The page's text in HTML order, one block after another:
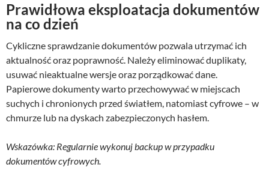
Prawidłowa eksploatacja dokumentów
na co dzień
Cykliczne sprawdzanie dokumentów pozwala utrzymać ich
aktualność oraz poprawność. Należy eliminować duplikaty,
usuwać nieaktualne wersje oraz porządkować dane.
Papierowe dokumenty warto przechowywać w miejscach
suchych i chronionych przed światłem, natomiast cyfrowe – w
chmurze lub na dyskach zabezpieczonych hasłem.
Wskazówka: Regularnie wykonuj backup w przypadku
dokumentów cyfrowych.